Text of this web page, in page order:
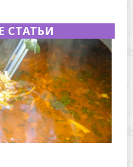
СТАТЬИ